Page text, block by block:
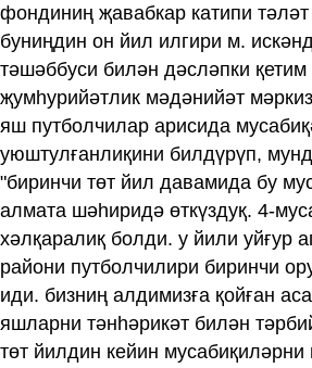
фондиниң җавабкар катипи
буниңдин он йил илгири м.
тәшәббуси билән дәсләпки қетим
җумһурийәтлик мәдәнийәт
яш путболчилар арисида
уюштулғанлиқини билдүрүп,
"биринчи төт йил давамида бу
алмата шәһиридә өткүздуқ. 4-
хәлқаралиқ болди. у йили уйғур
райони путболчилири биринчи
иди. бизниң алдимизға қойған
яшларни тәнһәрикәт билән
төт йилдин кейин